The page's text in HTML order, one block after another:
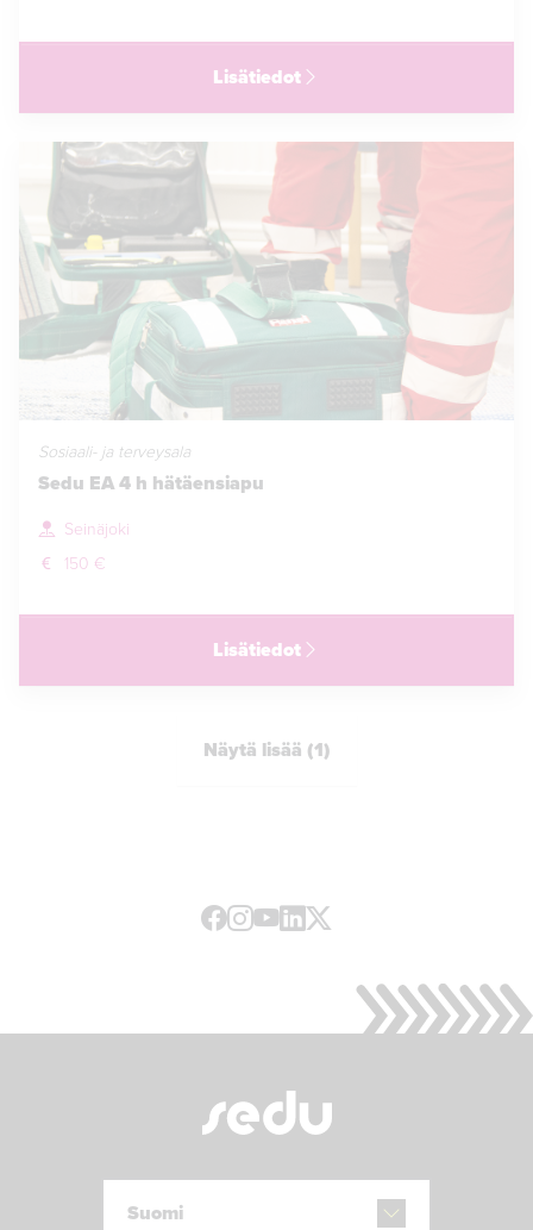
Lisätiedot
Sosiaali- ja terveysala
Sedu EA 4 h hätäensiapu
Seinäjoki
150 €
Lisätiedot
Näytä lisää (1)
Facebook
Instagram
Youtube
LinkedIn
Suomi